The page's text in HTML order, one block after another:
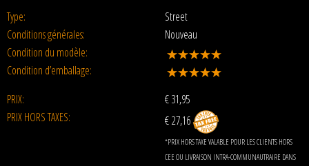
Type:
Street
Conditions générales:
Nouveau
Condition du modèle:
Condition d’emballage:
PRIX:
€31,95
PRIX HORS TAXES:
€ 27,16
*PRIX HORS TAXE VALABLE POUR LES CLIENTS HORS
CEE OU LIVRAISON INTRA-COMMUNAUTRAIRE DANS